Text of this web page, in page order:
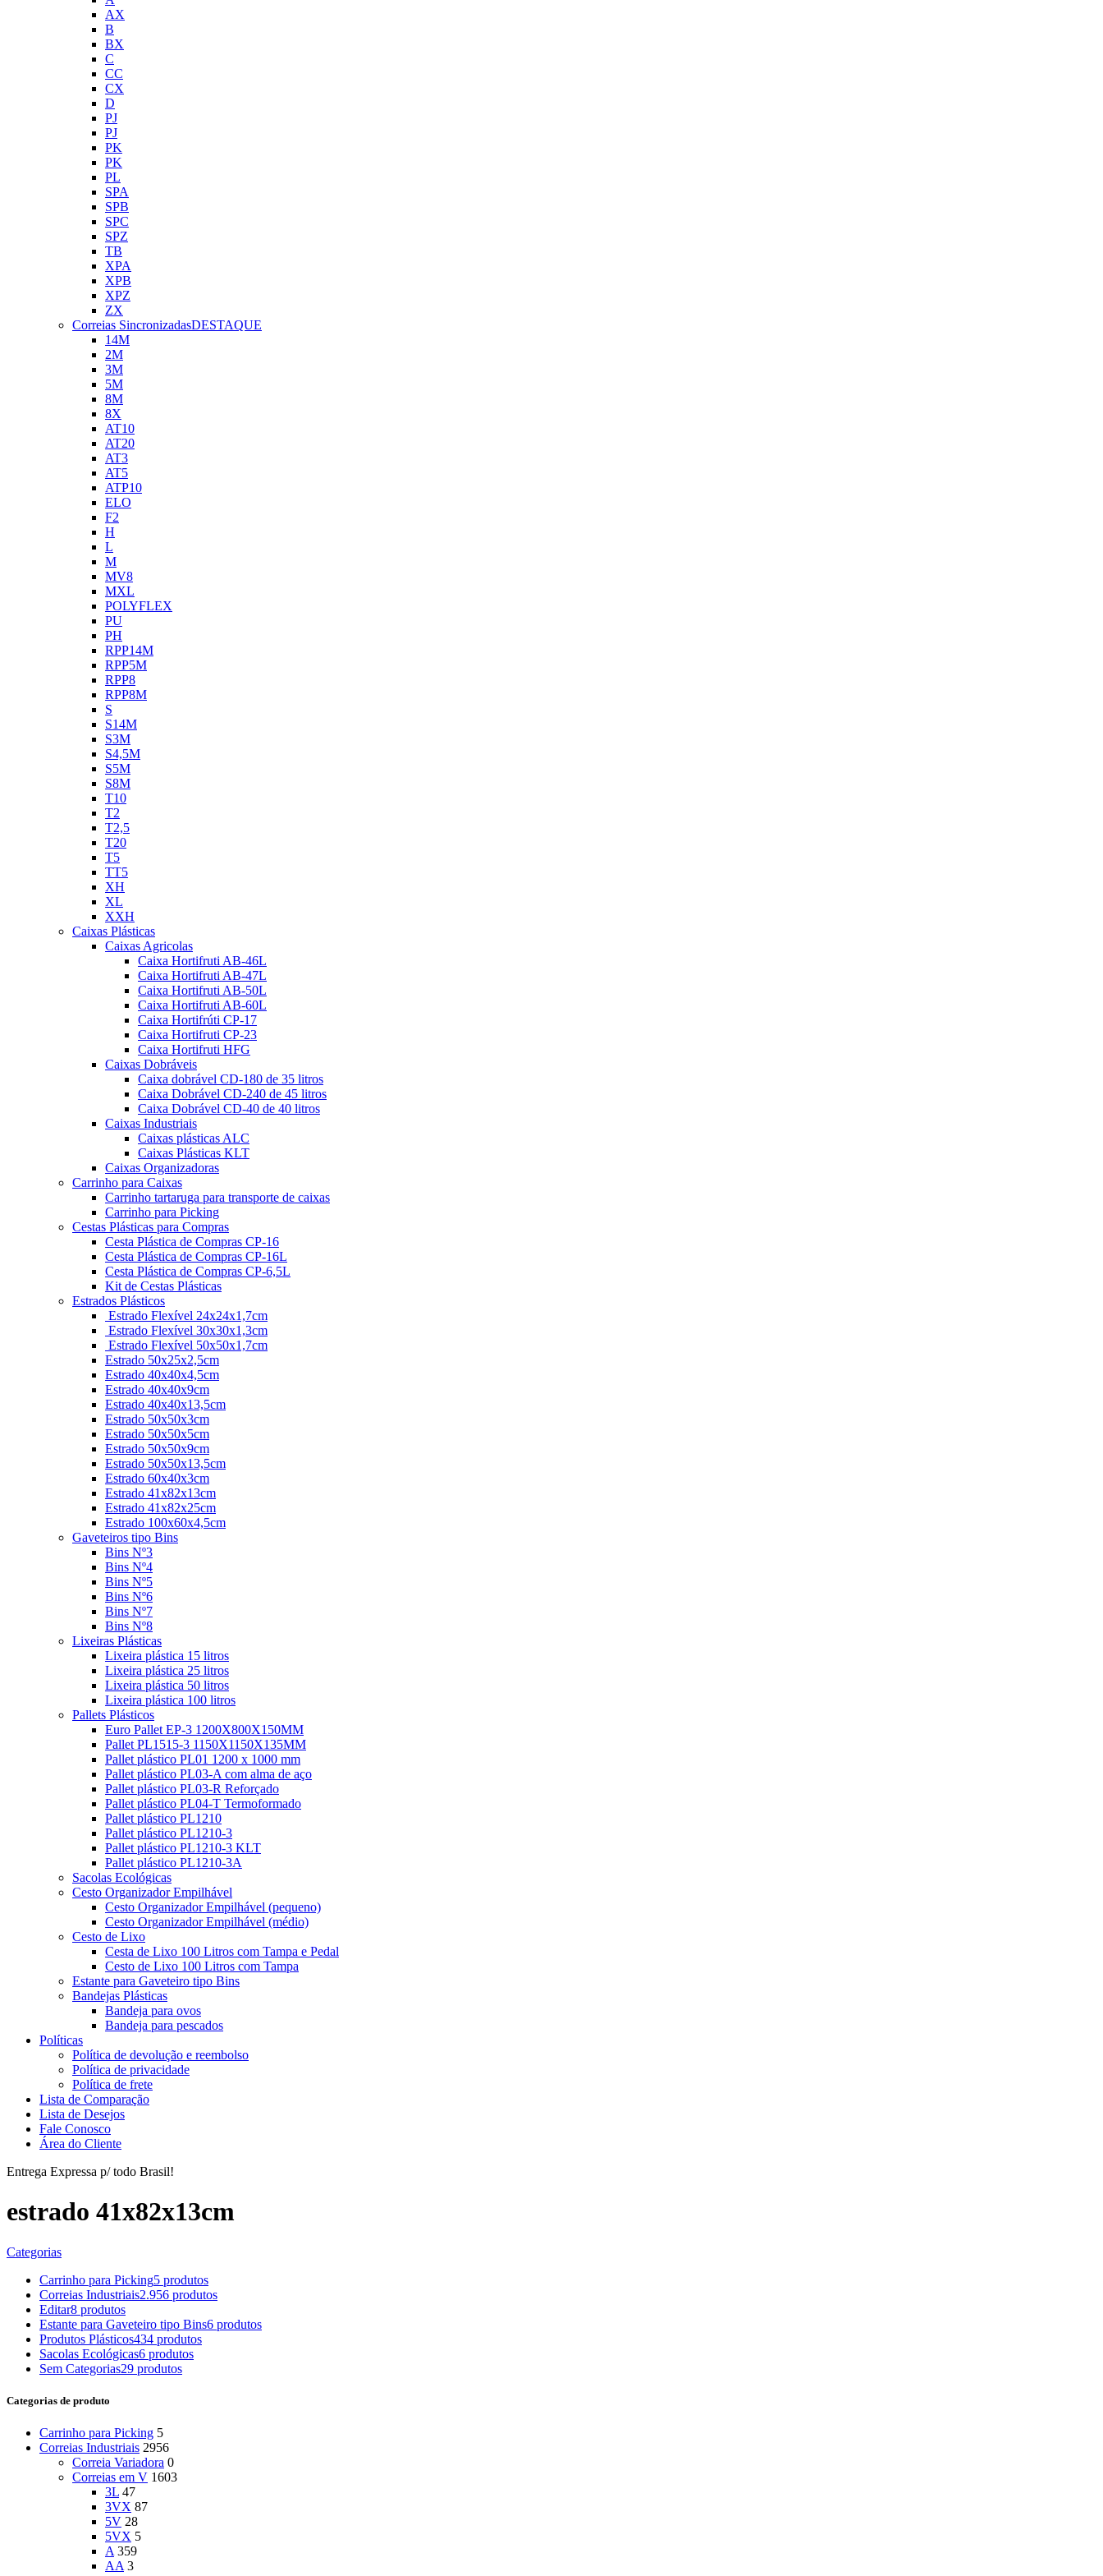
AX
B
BX
C
CC
CX
D
PJ
PJ
PK
PK
PL
SPA
SPB
SPC
SPZ
TB
XPA
XPB
XPZ
ZX
Correias SincronizadasDESTAQUE
14M
2M
3M
5M
8M
8X
AT10
AT20
AT3
AT5
ATP10
ELO
F2
H
L
M
MV8
MXL
POLYFLEX
PU
PH
RPP14M
RPP5M
RPP8
RPP8M
S
S14M
S3M
S4,5M
S5M
S8M
T10
T2
T2,5
T20
T5
TT5
XH
XL
XXH
Caixas Plásticas
Caixas Agricolas
Caixa Hortifruti AB-46L
Caixa Hortifruti AB-47L
Caixa Hortifruti AB-50L
Caixa Hortifruti AB-60L
Caixa Hortifrúti CP-17
Caixa Hortifruti CP-23
Caixa Hortifruti HFG
Caixas Dobráveis
Caixa dobrável CD-180 de 35 litros
Caixa Dobrável CD-240 de 45 litros
Caixa Dobrável CD-40 de 40 litros
Caixas Industriais
Caixas plásticas ALC
Caixas Plásticas KLT
Caixas Organizadoras
Carrinho para Caixas
Carrinho tartaruga para transporte de caixas
Carrinho para Picking
Cestas Plásticas para Compras
Cesta Plástica de Compras CP-16
Cesta Plástica de Compras CP-16L
Cesta Plástica de Compras CP-6,5L
Kit de Cestas Plásticas
Estrados Plásticos
Estrado Flexível 24x24x1,7cm
Estrado Flexível 30x30x1,3cm
Estrado Flexível 50x50x1,7cm
Estrado 50x25x2,5cm
Estrado 40x40x4,5cm
Estrado 40x40x9cm
Estrado 40x40x13,5cm
Estrado 50x50x3cm
Estrado 50x50x5cm
Estrado 50x50x9cm
Estrado 50x50x13,5cm
Estrado 60x40x3cm
Estrado 41x82x13cm
Estrado 41x82x25cm
Estrado 100x60x4,5cm
Gaveteiros tipo Bins
Bins Nº3
Bins Nº4
Bins Nº5
Bins Nº6
Bins Nº7
Bins Nº8
Lixeiras Plásticas
Lixeira plástica 15 litros
Lixeira plástica 25 litros
Lixeira plástica 50 litros
Lixeira plástica 100 litros
Pallets Plásticos
Euro Pallet EP-3 1200X800X150MM
Pallet PL1515-3 1150X1150X135MM
Pallet plástico PL01 1200 x 1000 mm
Pallet plástico PL03-A com alma de aço
Pallet plástico PL03-R Reforçado
Pallet plástico PL04-T Termoformado
Pallet plástico PL1210
Pallet plástico PL1210-3
Pallet plástico PL1210-3 KLT
Pallet plástico PL1210-3A
Sacolas Ecológicas
Cesto Organizador Empilhável
Cesto Organizador Empilhável (pequeno)
Cesto Organizador Empilhável (médio)
Cesto de Lixo
Cesta de Lixo 100 Litros com Tampa e Pedal
Cesto de Lixo 100 Litros com Tampa
Estante para Gaveteiro tipo Bins
Bandejas Plásticas
Bandeja para ovos
Bandeja para pescados
Políticas
Política de devolução e reembolso
Política de privacidade
Política de frete
Lista de Comparação
Lista de Desejos
Fale Conosco
Área do Cliente
Entrega Expressa p/ todo Brasil!
estrado 41x82x13cm
Categorias
Carrinho para Picking5 produtos
Correias Industriais2.956 produtos
Editar8 produtos
Estante para Gaveteiro tipo Bins6 produtos
Produtos Plásticos434 produtos
Sacolas Ecológicas6 produtos
Sem Categorias29 produtos
Categorias de produto
Carrinho para Picking 5
Correias Industriais 2956
Correia Variadora 0
Correias em V 1603
3L 47
3VX 87
5V 28
5VX 5
A 359
AA 3